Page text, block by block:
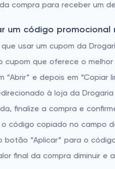
Pastilhas para garganta e colutório spray
herpes
imunoterapia
antitérmico
compra para receber um
um código promocional
usar um cupom da
cupom que oferece o
“Abrir” e depois em “Copiar
à loja da
finalize a compra e
o código copiado no campo
botão “Aplicar” para o
final da compra diminuir e